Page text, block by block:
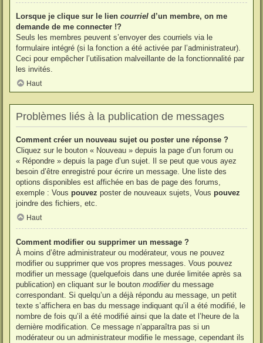
Lorsque je clique sur le lien courriel d’un membre, on me
demande de me connecter !?
Seuls les membres peuvent s’envoyer des courriels via le
formulaire intégré (si la fonction a été activée par l’administrateur).
Ceci pour empêcher l’utilisation malveillante de la fonctionnalité par
les invités.
Haut
Problèmes liés à la publication de messages
Comment créer un nouveau sujet ou poster une réponse ?
Cliquez sur le bouton « Nouveau » depuis la page d’un forum ou
« Répondre » depuis la page d’un sujet. Il se peut que vous ayez
besoin d’être enregistré pour écrire un message. Une liste des
options disponibles est affichée en bas de page des forums,
exemple : Vous pouvez poster de nouveaux sujets, Vous pouvez
joindre des fichiers, etc.
Haut
Comment modifier ou supprimer un message ?
À moins d’être administrateur ou modérateur, vous ne pouvez
modifier ou supprimer que vos propres messages. Vous pouvez
modifier un message (quelquefois dans une durée limitée après sa
publication) en cliquant sur le bouton modifierdu message
correspondant. Si quelqu’un a déjà répondu au message, un petit
texte s’affichera en bas du message indiquant qu’il a été modifié, le
nombre de fois qu’il a été modifié ainsi que la date et l’heure de la
dernière modification. Ce message n’apparaîtra pas si un
modérateur ou un administrateur modifie le message, cependant ils